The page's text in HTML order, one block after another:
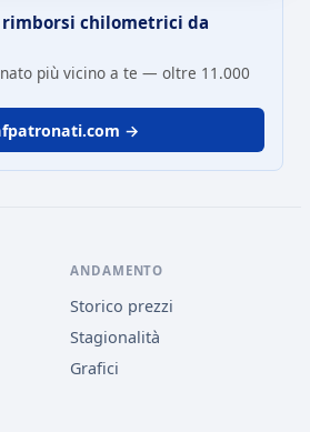
rimborsi chilometrici da
più vicino a te — oltre 11.000
→
ANDAMENTO
Storico prezzi
Stagionalità
Grafici